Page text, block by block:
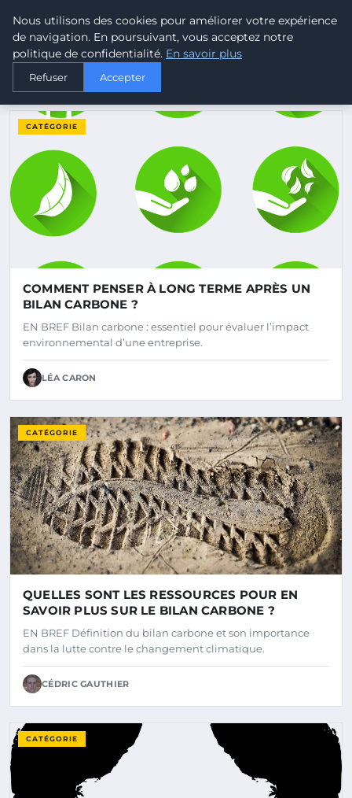
Malta Climate - Le climat
MALTA CLIMATE
DERNIERS ARTICLES
CATÉGORIE
COMMENT PENSER À LONG TERME APRÈS UN
BILAN CARBONE ?
EN BREF Bilan carbone : essentiel pour évaluer l’impact
environnemental d’une entreprise.
LÉA CARON
CATÉGORIE
QUELLES SONT LES RESSOURCES POUR EN
SAVOIR PLUS SUR LE BILAN CARBONE ?
EN BREF Définition du bilan carbone et son importance
dans la lutte contre le changement climatique.
CÉDRIC GAUTHIER
CATÉGORIE
Nous utilisons des cookies pour améliorer votre expérience
de navigation. En poursuivant, vous acceptez notre
politique de confidentialité. En savoir plus
Refuser Accepter